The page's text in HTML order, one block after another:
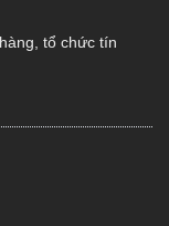
tổ chức tín